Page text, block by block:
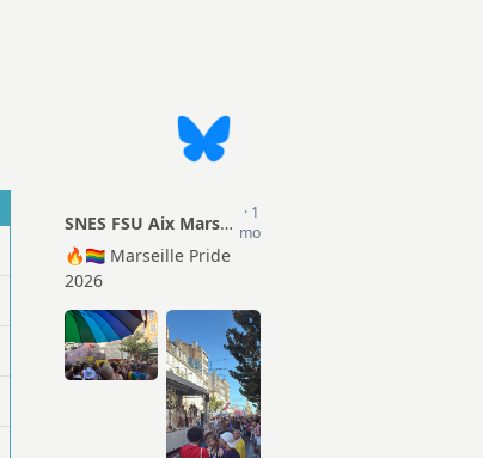
CPE
Psy-EN
Documentalistes
Droits et Libertés
Congrés académiques du
Lettres d’information
Rubrique Culture